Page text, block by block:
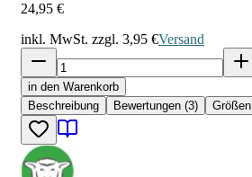
24,95 €
inkl. MwSt. zzgl. 3,95 €Versand
in den Warenkorb
Beschreibung
Bewertungen (3) Größen